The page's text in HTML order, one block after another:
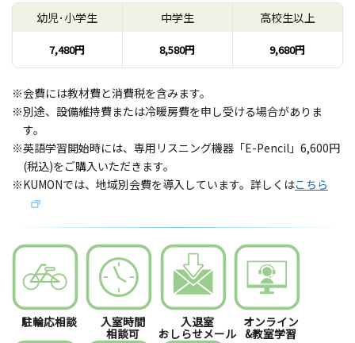
幼児･小学生
7,480円
中学生
8,580円
高校生以上
9,680円
※会費には教材費と消費税を含みます。
※別途、設備維持費または冷暖房費を申し受ける場合がありま
す。
※英語学習開始時には、専用リスニング機器「E-Pencil」6,600円
(税込)をご購入いただきます。
※KUMONでは、地域別会費を導入しています。詳しくはこちら
駐輪応相談 入室時間
相談可
入退室
おしらせメール
オンライン
&教室学習